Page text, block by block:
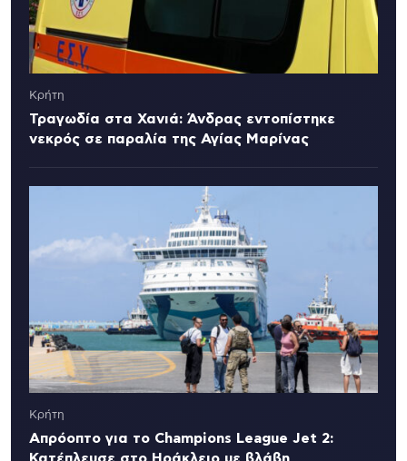
Κρήτη
Τραγωδία στα Χανιά: Άνδρας εντοπίστηκε
νεκρός σε παραλία της Αγίας Μαρίνας
Κρήτη
Απρόοπτο για το Champions League Jet 2:
Κατέπλευσε στο Ηράκλειο με βλάβη